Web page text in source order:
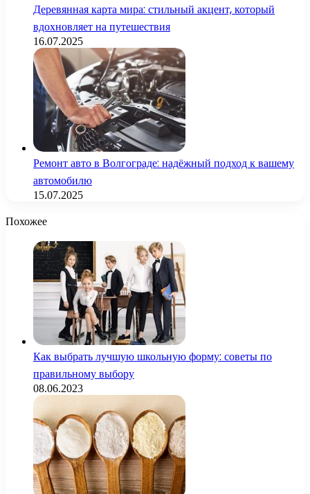
Деревянная карта мира: стильный акцент, который
вдохновляет на путешествия
16.07.2025
Ремонт авто в Волгограде: надёжный подход к вашему
автомобилю
15.07.2025
Похожее
Как выбрать лучшую школьную форму: советы по
правильному выбору
08.06.2023